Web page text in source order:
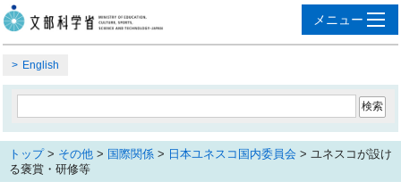
English
トップ> その他 > 国際関係 > 日本ユネスコ国内委員会 > ユネスコが設け
る褒賞・研修等